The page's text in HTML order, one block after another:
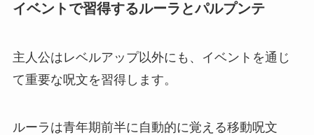
イベントで習得するルーラとパルプンテ
主人公はレベルアップ以外にも、イベントを通じ
て重要な呪文を習得します。
ルーラは青年期前半に自動的に覚える移動呪文